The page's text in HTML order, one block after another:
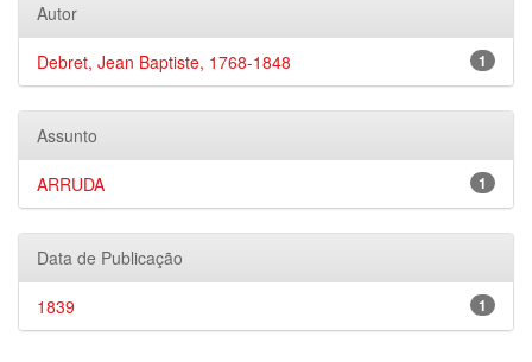
Autor
1
Debret, Jean Baptiste, 1768-1848
Assunto
1
ARRUDA
Data de Publicação
1
1839